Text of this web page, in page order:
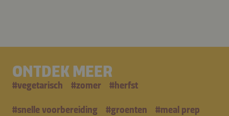
ONTDEK MEER
#vegetarisch #zomer #herfst
#snelle voorbereiding #groenten #meal prep